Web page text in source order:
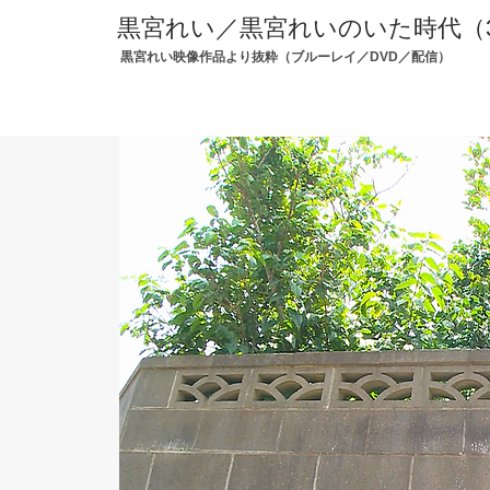
黒宮れい／黒宮れいのいた時代
黒宮れい映像作品より抜粋（ブルーレイ／DVD／配信）